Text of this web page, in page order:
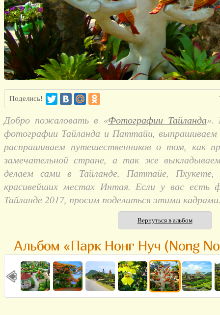
Поделись!
Добро пожаловать в «Фотографии Тайланда».
фотографии Тайланда и Паттайи, выпрашиваем
распрашиваем путешественников о том, как
замечательной стране, а так же
делаем сами в Тайланде, Паттайе,
красивейших местах Интая. Если у вас есть
Тайланде 2017, просим поделиться этими
Вернуться в альбом
Альбом «Парк Нонг Нуч (Nong